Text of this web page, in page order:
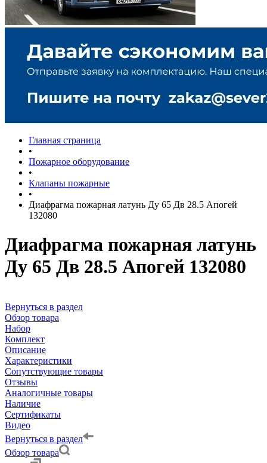
Главная страница
•
Пожарное оборудование
•
Клапаны пожарные
•
Диафрагма пожарная латунь Ду 65 Дв 28.5 Апогей
132080
Диафрагма пожарная латунь
Ду 65 Дв 28.5 Апогей 132080
Вернуться в раздел
Обзор товара
Набор
Комплект
Описание
Характеристики
Сопутствующие товары
Отзывы
Аналогичные товары
Наличие
Сертификаты
Видео
Вернуться в раздел
Обзор товара